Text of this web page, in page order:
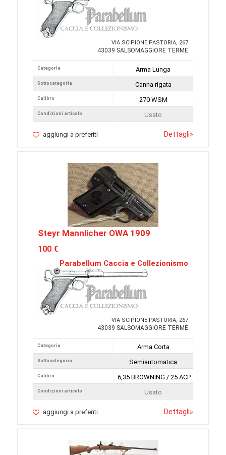
VIA SCIPIONE PASTORIA, 267
43039 SALSOMAGGIORE TERME
Categoria
Sottocategoria
Calibro
Condizioni articolo
Arma Lunga
Canna rigata
270 WSM
Usato
aggiungi a preferiti Dettagli»
Steyr Mannlicher OWA 1909
100 €
Parabellum Caccia e Collezionismo
VIA SCIPIONE PASTORIA, 267
43039 SALSOMAGGIORE TERME
Categoria
Sottocategoria
Calibro
Condizioni articolo
Arma Corta
Semiautomatica
6,35 BROWNING / 25 ACP
Usato
aggiungi a preferiti Dettagli»